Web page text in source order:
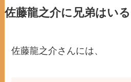
佐藤龍之介に兄弟はいる
佐藤龍之介さんには、